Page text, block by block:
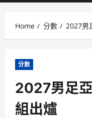
Home 分數 2027男
分數
2027男足
組出爐